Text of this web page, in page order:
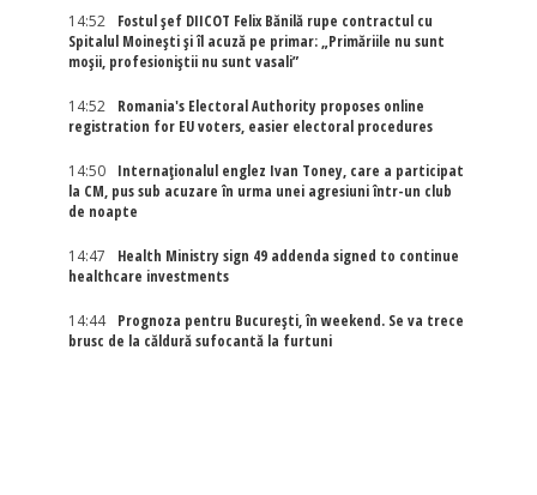
14:52
Fostul șef DIICOT Felix Bănilă rupe contractul cu
Spitalul Moinești și îl acuză pe primar: „Primăriile nu sunt
moșii, profesioniștii nu sunt vasali”
14:52
Romania's Electoral Authority proposes online
registration for EU voters, easier electoral procedures
14:50
Internaţionalul englez Ivan Toney, care a participat
la CM, pus sub acuzare în urma unei agresiuni într-un club
de noapte
14:47
Health Ministry sign 49 addenda signed to continue
healthcare investments
14:44
Prognoza pentru București, în weekend. Se va trece
brusc de la căldură sufocantă la furtuni